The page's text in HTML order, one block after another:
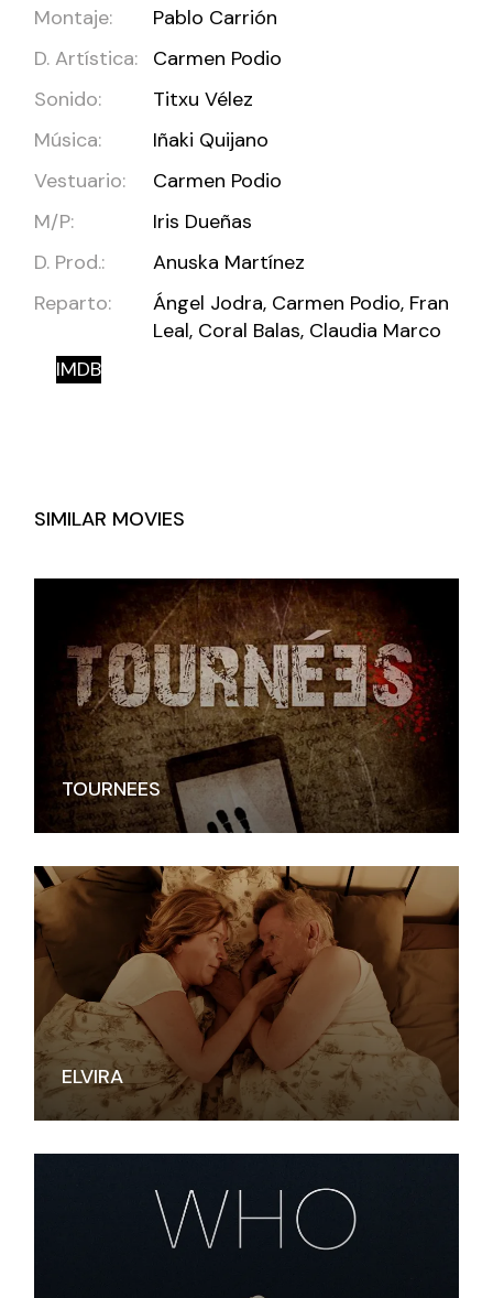
Montaje:
Pablo Carrión
D. Artística:
Carmen Podio
Sonido:
Titxu Vélez
Música:
Iñaki Quijano
Vestuario:
Carmen Podio
M/P:
Iris Dueñas
D. Prod.:
Anuska Martínez
Reparto:
Ángel Jodra, Carmen Podio, Fran
Leal, Coral Balas, Claudia Marco
IMDB
SIMILAR MOVIES
TOURNEES
ELVIRA